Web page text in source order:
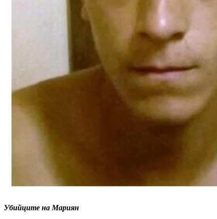
Убийците на Мариян